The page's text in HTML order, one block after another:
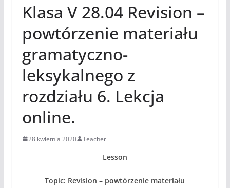
Klasa V 28.04 Revision –
powtórzenie materiału
gramatyczno-
leksykalnego z
rozdziału 6. Lekcja
online.
28 kwietnia 2020 Teacher
Lesson
Topic: Revision – powtórzenie materiału